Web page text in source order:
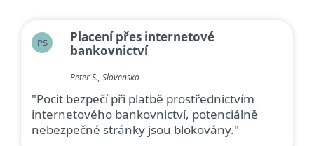
Placení přes internetové
bankovnictví
PS
Peter S., Slovensko
"Pocit bezpečí při platbě prostřednictvím
internetového bankovnictví, potenciálně
nebezpečné stránky jsou blokovány."